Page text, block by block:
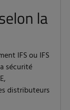
la
IFS ou IFS
sécurité
distributeurs